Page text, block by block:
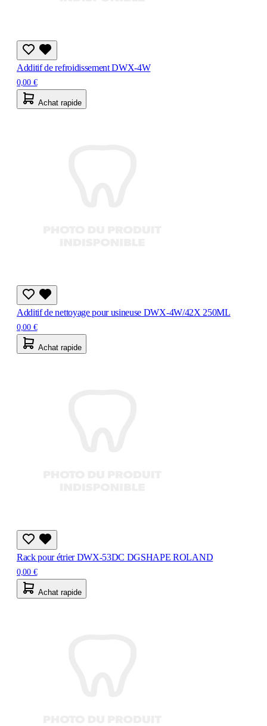
Additif de refroidissement DWX-4W
0,00 €
Achat rapide
Additif de nettoyage pour usineuse DWX-4W/42X 250ML
0,00 €
Achat rapide
Rack pour étrier DWX-53DC DGSHAPE ROLAND
0,00 €
Achat rapide